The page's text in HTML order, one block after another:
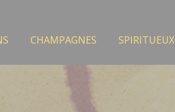
CHAMPAGNES SPIRITUEUX